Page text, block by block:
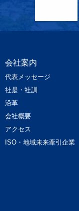
会社案内
代表メッセージ
社是・社訓
沿革
会社概要
アクセス
ISO・地域未来牽引企業